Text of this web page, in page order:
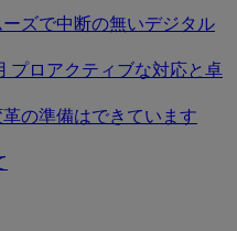
ーズで中断の無いデジタル
プロアクティブな対応と卓
革の準備はできています